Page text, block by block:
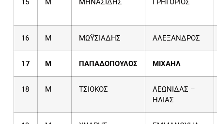
15 Μ ΜΗΝΑΣΙΔΗΣ ΓΡΗΓΟΡΙΟΣ
16 Μ ΜΩΫΣΙΑΔΗΣ ΑΛΕΞΑΝΔΡΟΣ
17 Μ ΠΑΠΑΔΟΠΟΥΛΟΣ ΜΙΧΑΗΛ
18 Μ ΤΣΙΟΚΟΣ
ΛΕΩΝΙΔΑΣ –
ΗΛΙΑΣ